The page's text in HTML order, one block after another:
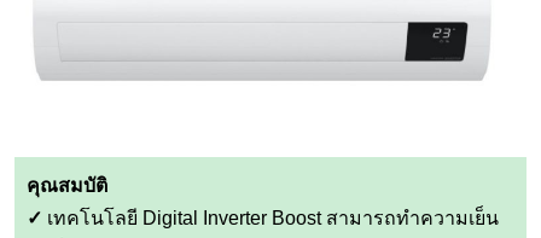
คุณสมบัติ
✓ เทคโนโลยี Digital Inverter Boost สามารถทำความเย็น